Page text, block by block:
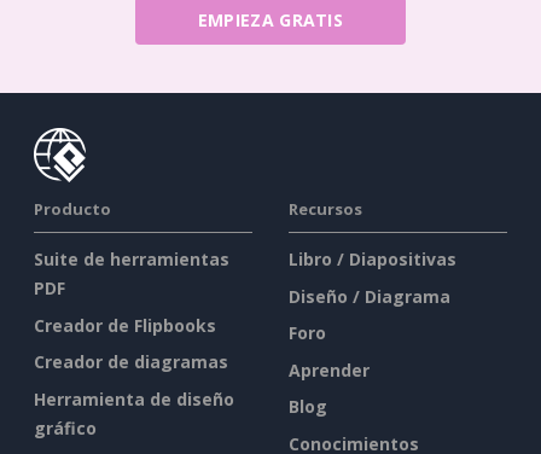
EMPIEZA GRATIS
Producto
Suite de herramientas
PDF
Creador de Flipbooks
Creador de diagramas
Herramienta de diseño
gráfico
Recursos
Libro / Diapositivas
Diseño / Diagrama
Foro
Aprender
Blog
Conocimientos